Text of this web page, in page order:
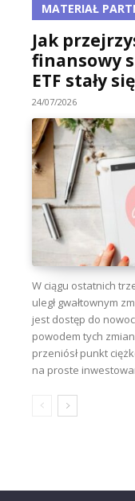
MATERIAŁ
Jak
finansowy
ETF stały
24/07/2026
W ciągu ostatnich
uległ gwałtownym
jest dostęp do
powodem tych
przeniósł punkt
na proste